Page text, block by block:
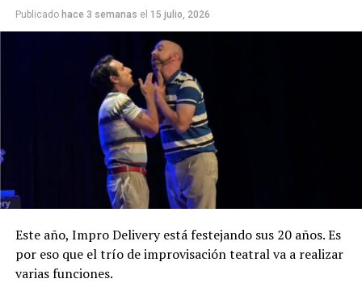
Publicado hace 3 semanas el 15 julio, 2026
Este año, Impro Delivery está festejando sus 20 años. Es
por eso que el trío de improvisación teatral va a realizar
varias funciones.